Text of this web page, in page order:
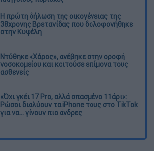
Η πρώτη δήλωση της οικογένειας της
38χρονης Βρετανίδας που δολοφονήθηκε
στην Κυψέλη
Ντύθηκε «Χάρος», ανέβηκε στην οροφή
νοσοκομείου και κοιτούσε επίμονα τους
ασθενείς
«Όχι γκέι 17 Pro, αλλά σπασμένο 11άρι»:
Ρώσοι διαλύουν τα iPhone τους στο TikTok
για να... γίνουν πιο άνδρες